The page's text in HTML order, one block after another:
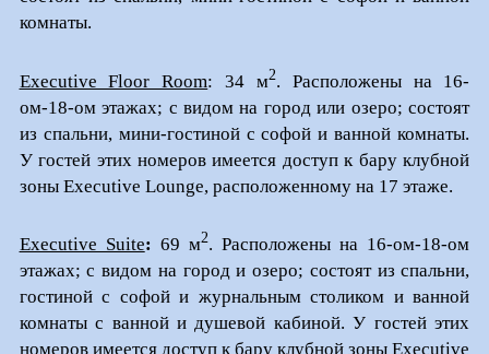
комнаты.
Executive Floor Room: 34 м2. Расположены на 16-
ом-18-ом этажах; с видом на город или озеро; состоят
из спальни, мини-гостиной с софой и ванной комнаты.
У гостей этих номеров имеется доступ к бару клубной
зоны Executive Lounge, расположенному на 17 этаже.
Executive Suite: 69 м2. Расположены на 16-ом-18-ом
этажах; с видом на город и озеро; состоят из спальни,
гостиной с софой и журнальным столиком и ванной
комнаты с ванной и душевой кабиной. У гостей этих
номеров имеется доступ к бару клубной зоны Executive